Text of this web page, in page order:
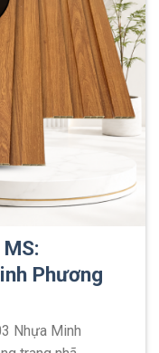
Phương
Nhựa Minh